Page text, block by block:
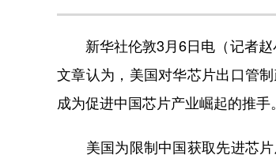
新华社伦敦3月6日电（记者赵
文章认为，美国对华芯片出口管
成为促进中国芯片产业崛起的推手
美国为限制中国获取先进芯片